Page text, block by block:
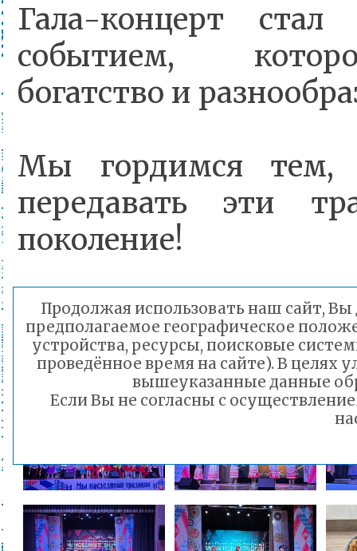
Гала-концерт
событием,
богатство и
Мы гордимся тем,
передавать эти
поколение!
Благодарим всех
дальнейших
Продолжая использовать наш сайт, Вы
предполагаемое географическое
устройства, ресурсы, поисковые
проведённое время на сайте). В целях
вышеуказанные данные
Если Вы не согласны с